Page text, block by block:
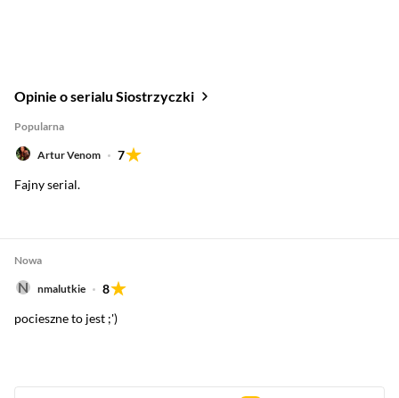
Opinie o serialu Siostrzyczki
Popularna
Artur Venom
7
Fajny serial.
Nowa
nmalutkie
8
pocieszne to jest ;')